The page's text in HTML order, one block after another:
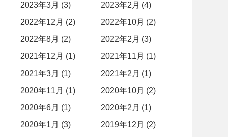
2023年3月 (3)
2023年2月 (4)
2022年12月 (2)
2022年10月 (2)
2022年8月 (2)
2022年2月 (3)
2021年12月 (1)
2021年11月 (1)
2021年3月 (1)
2021年2月 (1)
2020年11月 (1)
2020年10月 (2)
2020年6月 (1)
2020年2月 (1)
2020年1月 (3)
2019年12月 (2)